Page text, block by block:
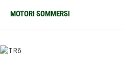
MOTORI SOMMERSI